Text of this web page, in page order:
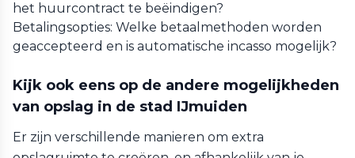
het huurcontract te beëindigen?
Betalingsopties: Welke betaalmethoden worden
geaccepteerd en is automatische incasso mogelijk?
Kijk ook eens op de andere mogelijkheden
van opslag in de stad IJmuiden
Er zijn verschillende manieren om extra